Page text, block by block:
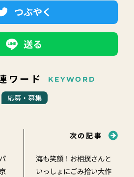
つぶやく
送る
ワード KEYWORD
応募・募集
次の記事
海も笑顔！お相撲さんと
いっしょにごみ拾い大作